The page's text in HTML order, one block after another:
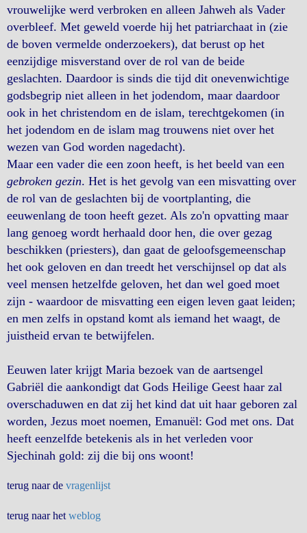
vrouwelijke werd verbroken en alleen Jahweh als Vader
overbleef. Met geweld voerde hij het patriarchaat in (zie
de boven vermelde onderzoekers), dat berust op het
eenzijdige misverstand over de rol van de beide
geslachten. Daardoor is sinds die tijd dit onevenwichtige
godsbegrip niet alleen in het jodendom, maar daardoor
ook in het christendom en de islam, terechtgekomen (in
het jodendom en de islam mag trouwens niet over het
wezen van God worden nagedacht).
Maar een vader die een zoon heeft, is het beeld van een
gebroken gezin. Het is het gevolg van een misvatting over
de rol van de geslachten bij de voortplanting, die
eeuwenlang de toon heeft gezet. Als zo'n opvatting maar
lang genoeg wordt herhaald door hen, die over gezag
beschikken (priesters), dan gaat de geloofsgemeenschap
het ook geloven en dan treedt het verschijnsel op dat als
veel mensen hetzelfde geloven, het dan wel goed moet
zijn - waardoor de misvatting een eigen leven gaat leiden;
en men zelfs in opstand komt als iemand het waagt, de
juistheid ervan te betwijfelen.
Eeuwen later krijgt Maria bezoek van de aartsengel
Gabriël die aankondigt dat Gods Heilige Geest haar zal
overschaduwen en dat zij het kind dat uit haar geboren zal
worden, Jezus moet noemen, Emanuël: God met ons. Dat
heeft eenzelfde betekenis als in het verleden voor
Sjechinah gold: zij die bij ons woont!
terug naar de vragenlijst
terug naar het weblog